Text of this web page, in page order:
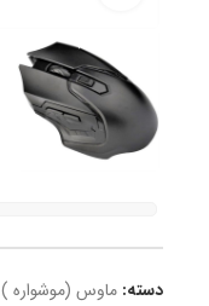
دسته: ماوس (موشواره )